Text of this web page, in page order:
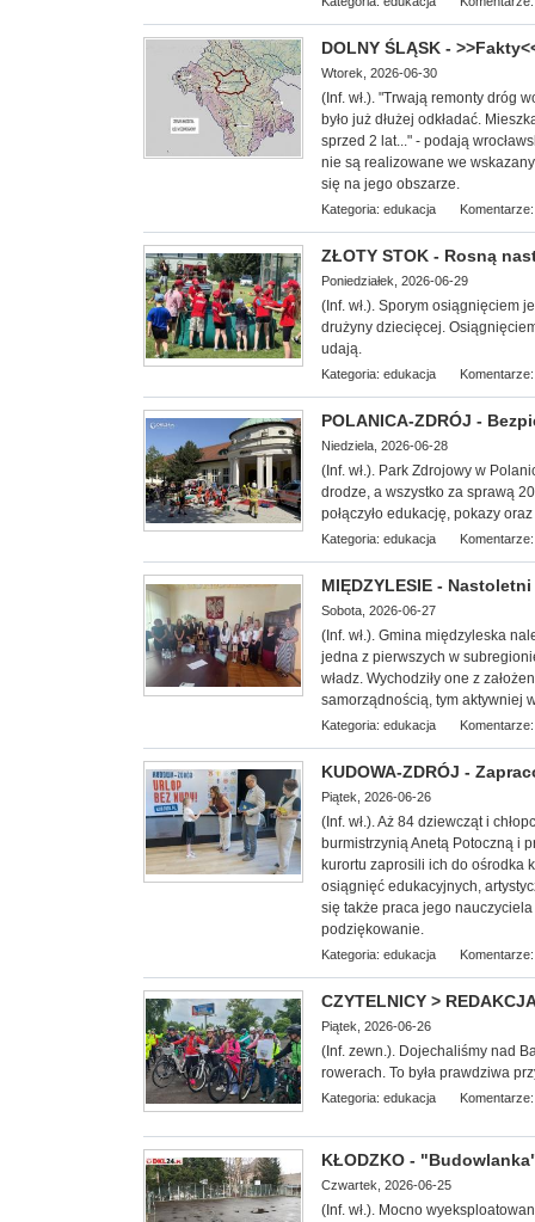
DOLNY ŚLĄSK -
Wtorek, 2026-06-30
(Inf. wł.). "Trwają remonty dróg
było już dłużej odkładać.
sprzed 2 lat..." - podają
nie są realizowane we
się na jego obszarze.
Kategoria: edukacja
ZŁOTY STOK - Rosną
Poniedziałek, 2026-06-29
(Inf. wł.). Sporym osiągnięciem
drużyny dziecięcej.
udają.
Kategoria: edukacja
POLANICA-ZDRÓJ -
Niedziela, 2026-06-28
(Inf. wł.). Park Zdrojowy w
drodze, a wszystko za sprawą
połączyło edukację, pokazy
Kategoria: edukacja
MIĘDZYLESIE -
Sobota, 2026-06-27
(Inf. wł.). Gmina międzyleska
jedna z pierwszych w
władz. Wychodziły one z
samorządnością, tym aktywniej
Kategoria: edukacja
KUDOWA-ZDRÓJ -
Piątek, 2026-06-26
(Inf. wł.). Aż 84 dziewcząt i
burmistrzynią Anetą Potoczną i
kurortu zaprosili ich do ośrodka
osiągnięć edukacyjnych,
się także praca jego
podziękowanie.
Kategoria: edukacja
CZYTELNICY >
Piątek, 2026-06-26
(Inf. zewn.). Dojechaliśmy nad
rowerach. To była prawdziwa
Kategoria: edukacja
KŁODZKO -
Czwartek, 2026-06-25
(Inf. wł.). Mocno